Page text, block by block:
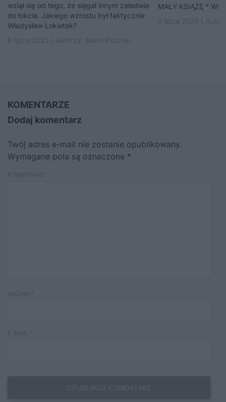
wziął się od tego, że sięgał innym zaledwie
do łokcia. Jakiego wzrostu był faktycznie
Władysław Łokietek?
MAŁY KSIĄŻĘ *
KOMENTARZE
Dodaj komentarz
Twój adres e-mail nie zostanie opublikowany.
Wymagane pola są oznaczone *